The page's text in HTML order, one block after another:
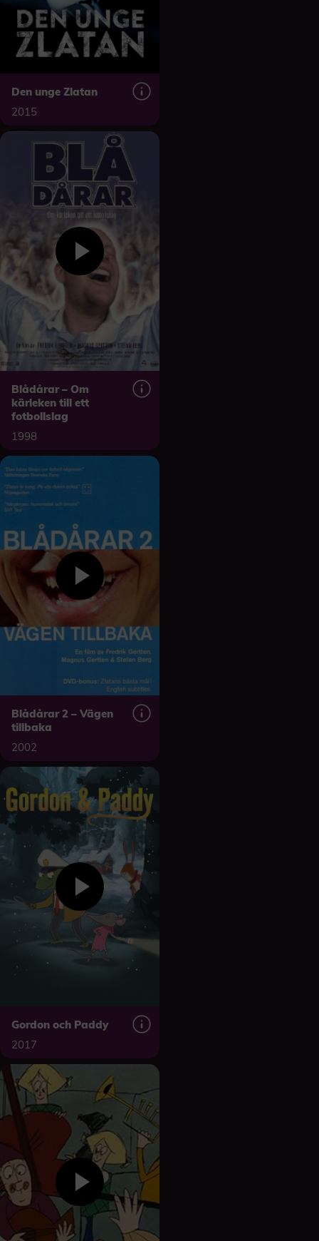
Den unge Zlatan
2015
Blådårar – Om
kärleken till ett
fotbollslag
1998
Blådårar 2 – Vägen
tillbaka
2002
Gordon och Paddy
2017